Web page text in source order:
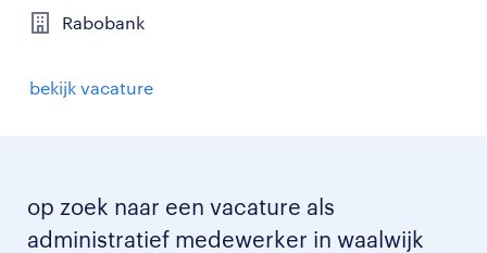
Rabobank
bekijk vacature
op zoek naar een vacature als
administratief medewerker in waalwijk